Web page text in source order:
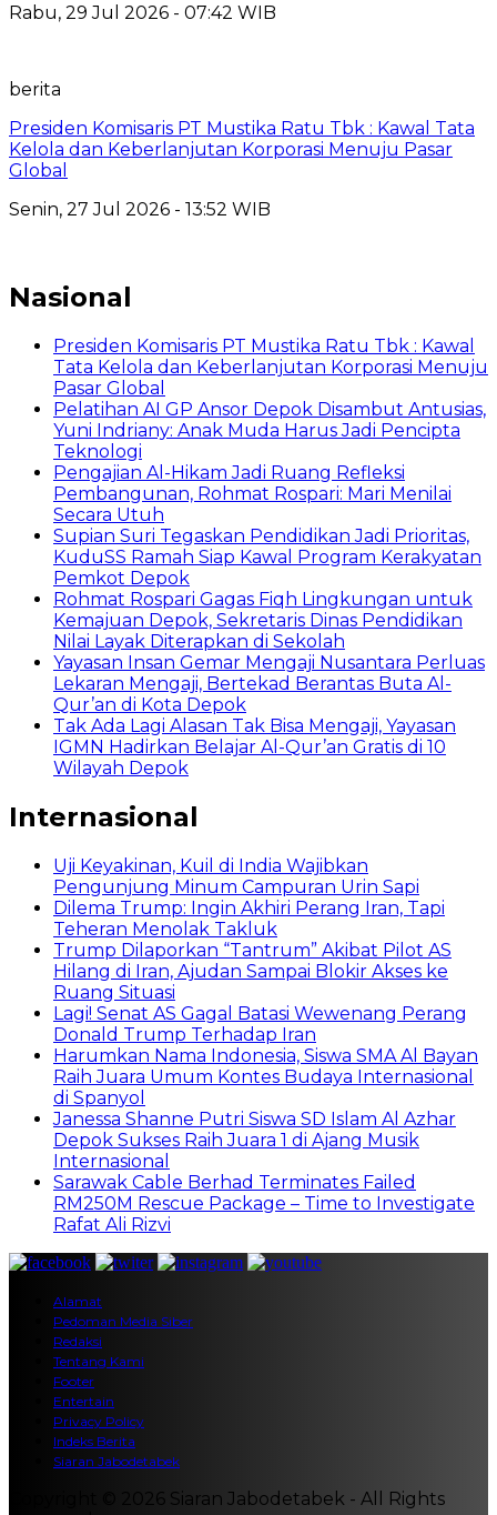
Rabu, 29 Jul 2026 - 07:42 WIB
berita
Presiden Komisaris PT Mustika Ratu Tbk : Kawal Tata
Kelola dan Keberlanjutan Korporasi Menuju Pasar
Global
Senin, 27 Jul 2026 - 13:52 WIB
Nasional
Presiden Komisaris PT Mustika Ratu Tbk : Kawal
Tata Kelola dan Keberlanjutan Korporasi Menuju
Pasar Global
Pelatihan AI GP Ansor Depok Disambut Antusias,
Yuni Indriany: Anak Muda Harus Jadi Pencipta
Teknologi
Pengajian Al-Hikam Jadi Ruang Refleksi
Pembangunan, Rohmat Rospari: Mari Menilai
Secara Utuh
Supian Suri Tegaskan Pendidikan Jadi Prioritas,
KuduSS Ramah Siap Kawal Program Kerakyatan
Pemkot Depok
Rohmat Rospari Gagas Fiqh Lingkungan untuk
Kemajuan Depok, Sekretaris Dinas Pendidikan
Nilai Layak Diterapkan di Sekolah
Yayasan Insan Gemar Mengaji Nusantara Perluas
Lekaran Mengaji, Bertekad Berantas Buta Al-
Qur’an di Kota Depok
Tak Ada Lagi Alasan Tak Bisa Mengaji, Yayasan
IGMN Hadirkan Belajar Al-Qur’an Gratis di 10
Wilayah Depok
Internasional
Uji Keyakinan, Kuil di India Wajibkan
Pengunjung Minum Campuran Urin Sapi
Dilema Trump: Ingin Akhiri Perang Iran, Tapi
Teheran Menolak Takluk
Trump Dilaporkan “Tantrum” Akibat Pilot AS
Hilang di Iran, Ajudan Sampai Blokir Akses ke
Ruang Situasi
Lagi! Senat AS Gagal Batasi Wewenang Perang
Donald Trump Terhadap Iran
Harumkan Nama Indonesia, Siswa SMA Al Bayan
Raih Juara Umum Kontes Budaya Internasional
di Spanyol
Janessa Shanne Putri Siswa SD Islam Al Azhar
Depok Sukses Raih Juara 1 di Ajang Musik
Internasional
Sarawak Cable Berhad Terminates Failed
RM250M Rescue Package – Time to Investigate
Rafat Ali Rizvi
Alamat
Pedoman Media Siber
Redaksi
Tentang Kami
Footer
Entertain
Privacy Policy
Indeks Berita
Siaran Jabodetabek
Copyright © 2026 Siaran Jabodetabek - All Rights